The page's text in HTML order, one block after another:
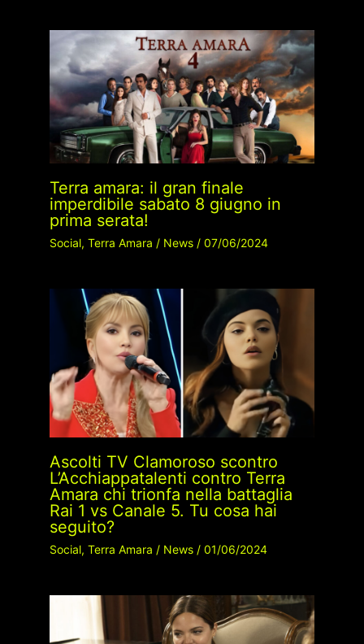
Terra amara: il gran finale
imperdibile sabato 8 giugno in
prima serata!
Social, Terra Amara / News/ 07/06/2024
Ascolti TV Clamoroso scontro
L’Acchiappatalenti contro Terra
Amara chi trionfa nella battaglia
Rai 1 vs Canale 5. Tu cosa hai
seguito?
Social, Terra Amara / News/ 01/06/2024